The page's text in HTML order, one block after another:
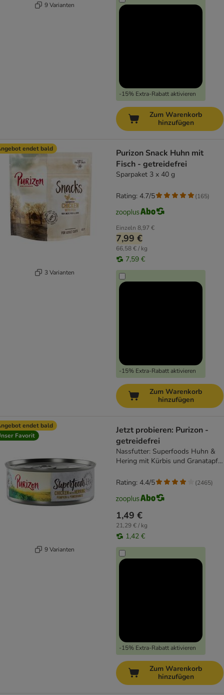
9 Varianten
-15% Extra-Rabatt aktivieren
Zum Warenkorb
hinzufügen
endet bald
3 Varianten
Purizon Snack Huhn mit
Fisch - getreidefrei
Sparpaket 3 x 40 g
Einzeln 8,97 €
7,99 €
66,58 € / kg
7,59 €
-15% Extra-Rabatt aktivieren
Rating: 4.7/5 (165)
Zum Warenkorb
hinzufügen
endet bald
Favorit
9 Varianten
Jetzt probieren: Purizon -
getreidefrei
Nassfutter: Superfoods Huhn &
Hering mit Kürbis und Granatapfel
1,49 €
21,29 € / kg
1,42 €
-15% Extra-Rabatt aktivieren
Rating: 4.4/5 (2465)
Zum Warenkorb
hinzufügen